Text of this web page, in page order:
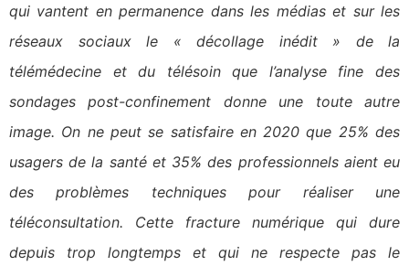
qui vantent en permanence dans les médias et sur les
réseaux sociaux le « décollage inédit » de la
télémédecine et du télésoin que l’analyse fine des
sondages post-confinement donne une toute autre
image. On ne peut se satisfaire en 2020 que 25% des
usagers de la santé et 35% des professionnels aient eu
des problèmes techniques pour réaliser une
téléconsultation. Cette fracture numérique qui dure
depuis trop longtemps et qui ne respecte pas le